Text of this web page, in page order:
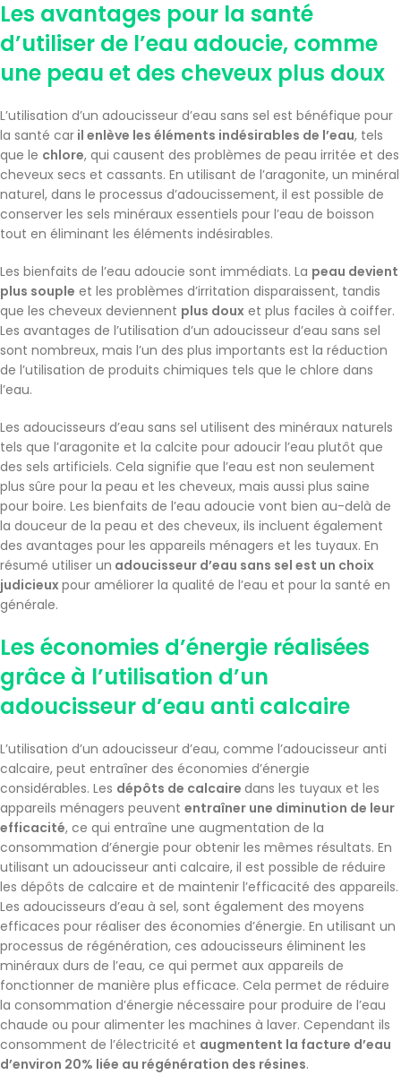
Les avantages pour la santé
d’utiliser de l’eau adoucie, comme
une peau et des cheveux plus doux
L’utilisation d’un adoucisseur d’eau sans sel est bénéfique pour
la santé car il enlève les éléments indésirables de l’eau, tels
que le chlore, qui causent des problèmes de peau irritée et des
cheveux secs et cassants. En utilisant de l’aragonite, un minéral
naturel, dans le processus d’adoucissement, il est possible de
conserver les sels minéraux essentiels pour l’eau de boisson
tout en éliminant les éléments indésirables.
Les bienfaits de l’eau adoucie sont immédiats. La peau devient
plus souple et les problèmes d’irritation disparaissent, tandis
que les cheveux deviennent plus doux et plus faciles à coiffer.
Les avantages de l’utilisation d’un adoucisseur d’eau sans sel
sont nombreux, mais l’un des plus importants est la réduction
de l’utilisation de produits chimiques tels que le chlore dans
l’eau.
Les adoucisseurs d’eau sans sel utilisent des minéraux naturels
tels que l’aragonite et la calcite pour adoucir l’eau plutôt que
des sels artificiels. Cela signifie que l’eau est non seulement
plus sûre pour la peau et les cheveux, mais aussi plus saine
pour boire. Les bienfaits de l’eau adoucie vont bien au-delà de
la douceur de la peau et des cheveux, ils incluent également
des avantages pour les appareils ménagers et les tuyaux. En
résumé utiliser un adoucisseur d’eau sans sel est un choix
judicieux pour améliorer la qualité de l’eau et pour la santé en
générale.
Les économies d’énergie réalisées
grâce à l’utilisation d’un
adoucisseur d’eau anti calcaire
L’utilisation d’un adoucisseur d’eau, comme l’adoucisseur anti
calcaire, peut entraîner des économies d’énergie
considérables. Les dépôts de calcaire dans les tuyaux et les
appareils ménagers peuvent entraîner une diminution de leur
efficacité, ce qui entraîne une augmentation de la
consommation d’énergie pour obtenir les mêmes résultats. En
utilisant un adoucisseur anti calcaire, il est possible de réduire
les dépôts de calcaire et de maintenir l’efficacité des appareils.
Les adoucisseurs d’eau à sel, sont également des moyens
efficaces pour réaliser des économies d’énergie. En utilisant un
processus de régénération, ces adoucisseurs éliminent les
minéraux durs de l’eau, ce qui permet aux appareils de
fonctionner de manière plus efficace. Cela permet de réduire
la consommation d’énergie nécessaire pour produire de l’eau
chaude ou pour alimenter les machines à laver. Cependant ils
consomment de l’électricité et augmentent la facture d’eau
d’environ 20% liée au régénération des résines.